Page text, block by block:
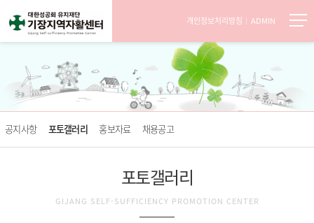
개인정보처리방침 ADMIN
공지사항 포토갤러리 홍보자료 채용공고
포토갤러리
GIJANG SELF-SUFFICIENCY PROMOTION CENTER